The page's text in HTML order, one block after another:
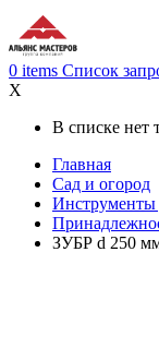
0 items Список
X
В списке нет
Главная
Сад и огород
Инструменты
ЗУБР d 250